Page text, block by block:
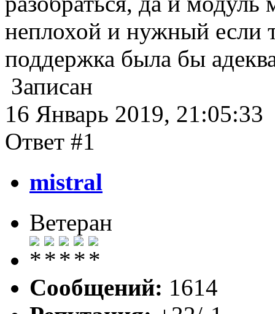
неплохой и нужный если
поддержка была бы
Записан
16 Январь 2019, 21:05:33
Ответ #1
mistral
Ветеран
Сообщений: 1614